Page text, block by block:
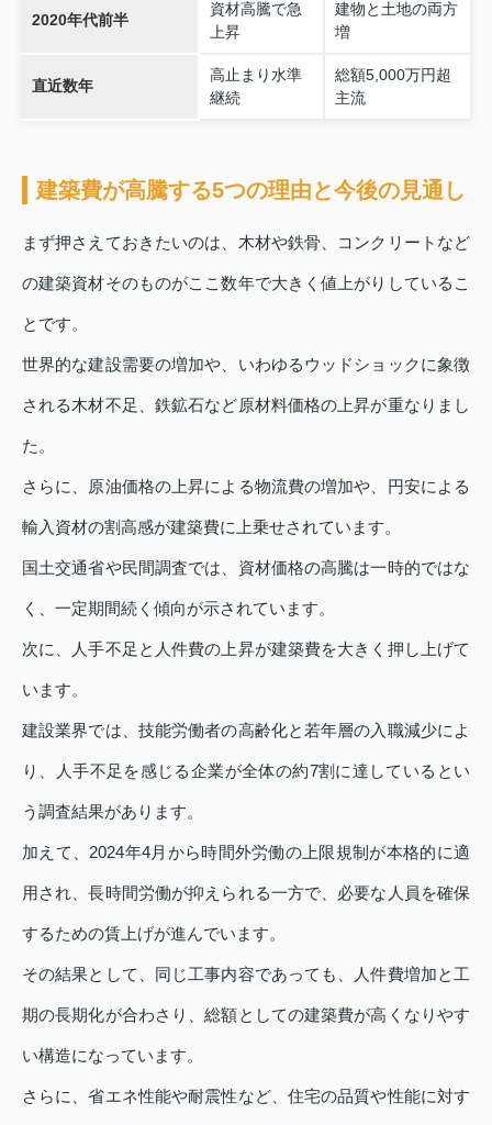
2020年代前半
資材高騰で急
上昇
建物と土地の両方
増
直近数年
高止まり水準
継続
総額5,000万円超
主流
建築費が高騰する5つの理由と今後の見通し
まず押さえておきたいのは、木材や鉄骨、コンクリートなど
の建築資材そのものがここ数年で大きく値上がりしているこ
とです。
世界的な建設需要の増加や、いわゆるウッドショックに象徴
される木材不足、鉄鉱石など原材料価格の上昇が重なりまし
た。
さらに、原油価格の上昇による物流費の増加や、円安による
輸入資材の割高感が建築費に上乗せされています。
国土交通省や民間調査では、資材価格の高騰は一時的ではな
く、一定期間続く傾向が示されています。
次に、人手不足と人件費の上昇が建築費を大きく押し上げて
います。
建設業界では、技能労働者の高齢化と若年層の入職減少によ
り、人手不足を感じる企業が全体の約7割に達しているとい
う調査結果があります。
加えて、2024年4月から時間外労働の上限規制が本格的に適
用され、長時間労働が抑えられる一方で、必要な人員を確保
するための賃上げが進んでいます。
その結果として、同じ工事内容であっても、人件費増加と工
期の長期化が合わさり、総額としての建築費が高くなりやす
い構造になっています。
さらに、省エネ性能や耐震性など、住宅の品質や性能に対す